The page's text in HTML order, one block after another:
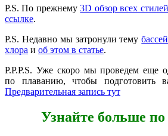
P.S. По прежнему3D обзор всех
ссылке.
P.S. Недавно мы затронули тему
хлора и об этом в статье.
P.P.P.S. Уже скоро мы проведем еще
по плаванию, чтобы подготовить
Предварительная запись тут
Узнайте больше